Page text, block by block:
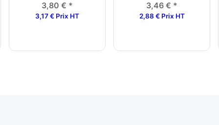
3,80 € *
3,17 € Prix HT
3,46 € *
2,88 € Prix HT